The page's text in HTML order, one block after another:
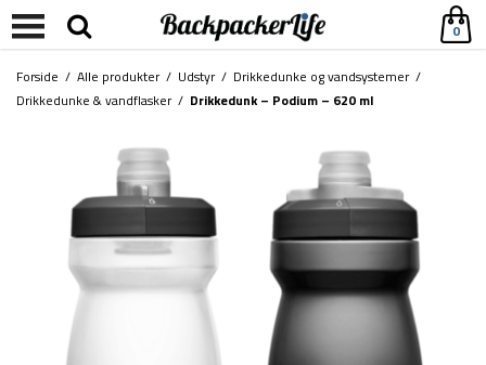
0
Forside / Alle produkter/ Udstyr/ Drikkedunke og vandsystemer/
Drikkedunke & vandflasker/ Drikkedunk – Podium – 620 ml